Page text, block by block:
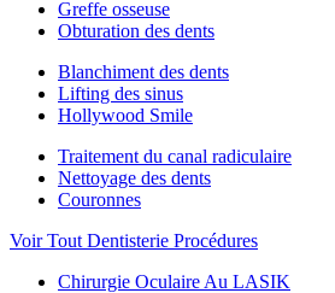
Greffe osseuse
Obturation des dents
Blanchiment des dents
Lifting des sinus
Hollywood Smile
Traitement du canal radiculaire
Nettoyage des dents
Couronnes
Voir Tout Dentisterie Procédures
Chirurgie Oculaire Au LASIK